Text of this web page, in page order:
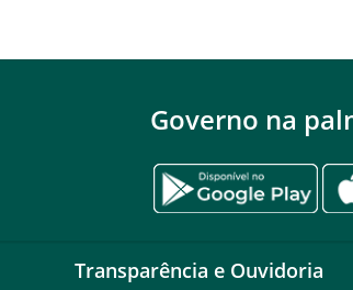
Governo na
Transparência e Ouvidoria